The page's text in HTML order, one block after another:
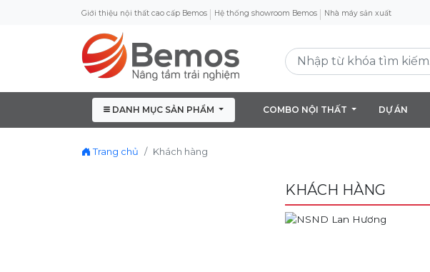
Giới thiệu nội thất cao cấp Bemos Hệ thống showroom Bemos Nhà máy sản xuất
DANH MỤC SẢN PHẨM COMBO NỘI THẤT DỰ ÁN
Trang chủ Khách hàng
KHÁCH HÀNG